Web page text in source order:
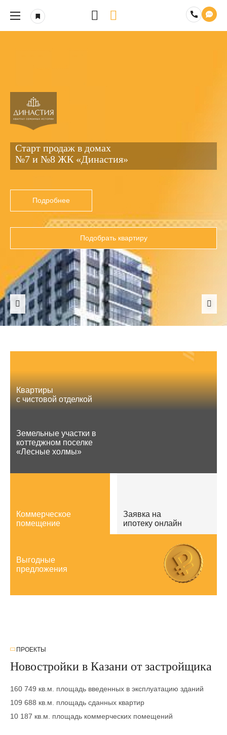
Старт продаж в домах
№7 и №8 ЖК «Династия»
Подробнее
Подобрать квартиру
Квартиры
с чистовой отделкой
Земельные участки в
коттеджном поселке
«Лесные холмы»
Коммерческое
помещение
Заявка на
ипотеку онлайн
Выгодные
предложения
ПРОЕКТЫ
Новостройки в Казани от застройщика
160 749 кв.м. площадь введенных в эксплуатацию зданий
109 688 кв.м. площадь сданных квартир
10 187 кв.м. площадь коммерческих помещений